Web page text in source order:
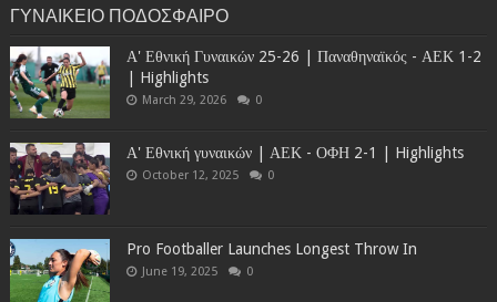
ΓΥΝΑΙΚΕΙΟ ΠΟΔΟΣΦΑΙΡΟ
Α' Εθνική Γυναικών 25-26 | Παναθηναϊκός - ΑΕΚ 1-2
| Highlights
March 29, 2026 0
Α' Εθνική γυναικών | ΑΕΚ - ΟΦΗ 2-1 | Highlights
October 12, 2025 0
Pro Footballer Launches Longest Throw In
June 19, 2025 0